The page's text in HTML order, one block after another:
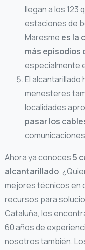
llegan a los 123
estaciones de
Maresme es la
más episodios
especialmente
El
menesteres
localidades
pasar los
Ahora ya conoces5
alcantarillado.
mejores técnicos en
recursos para
Cataluña, los
60 años de
nosotros también.